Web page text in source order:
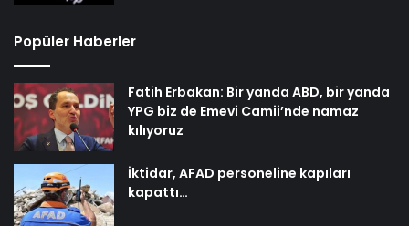
Popüler Haberler
Fatih Erbakan: Bir yanda ABD, bir yanda
YPG biz de Emevi Camii’nde namaz
kılıyoruz
İktidar, AFAD personeline kapıları
kapattı…